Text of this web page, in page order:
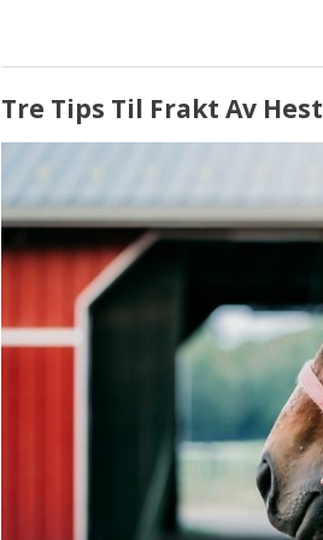
Tre Tips Til Frakt Av Hest